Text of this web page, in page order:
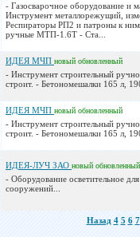
- Газосварочное оборудование и
Инструмент металлорежущий,
Респираторы РП2 и патроны к
ручные МТП-1.6Т - Ста...
ИДЕЯ МЧП новый обновленный
- Инструмент строительный
строит. - Бетономешалки 165 л,
ИДЕЯ МЧП новый обновленный
- Инструмент строительный
строит. - Бетономешалки 165 л,
ИДЕЯ-ЛУЧ ЗАО новый обновленный
- Оборудование осветительное
сооружений...
Назад 4 5 6 7